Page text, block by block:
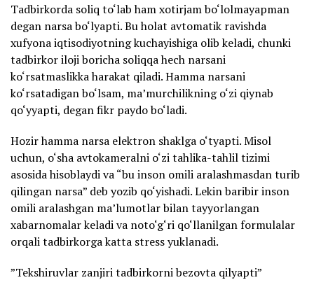
Tadbirkorda soliq to‘lab ham xotirjam bo‘lolmayapman
degan narsa bo‘lyapti. Bu holat avtomatik ravishda
xufyona iqtisodiyotning kuchayishiga olib keladi, chunki
tadbirkor iloji boricha soliqqa hech narsani
ko‘rsatmaslikka harakat qiladi. Hamma narsani
ko‘rsatadigan bo‘lsam, ma’murchilikning o‘zi qiynab
qo‘yyapti, degan fikr paydo bo‘ladi.
Hozir hamma narsa elektron shaklga o‘tyapti. Misol
uchun, o‘sha avtokameralni o‘zi tahlika-tahlil tizimi
asosida hisoblaydi va “bu inson omili aralashmasdan turib
qilingan narsa” deb yozib qo‘yishadi. Lekin baribir inson
omili aralashgan ma’lumotlar bilan tayyorlangan
xabarnomalar keladi va noto‘g‘ri qo‘llanilgan formulalar
orqali tadbirkorga katta stress yuklanadi.
”Tekshiruvlar zanjiri tadbirkorni bezovta qilyapti”